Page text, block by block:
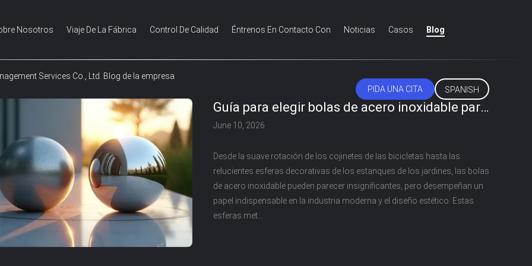
Nosotros Viaje De La Fábrica Control De Calidad Éntrenos En Contacto Con Noticias Casos Blog
PIDA UNA CITA SPANISH
Services Co., Ltd. Blog de la empresa
Guía para elegir bolas de acero inoxidable para
uso decorativo industrial
June 10, 2026
Desde la suave rotación de los cojinetes de las bicicletas hasta las
relucientes esferas decorativas de los estanques de los jardines, las bolas
de acero inoxidable pueden parecer insignificantes, pero desempeñan un
papel indispensable en la industria moderna y el diseño estético. Estas
esferas met...